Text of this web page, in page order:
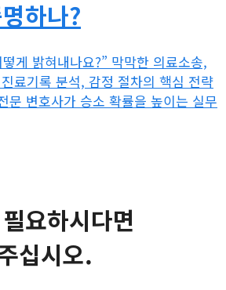
하나?
게 밝혀내나요?” 막막한 의료소송,
료기록 분석, 감정 절차의 핵심 전략
문 변호사가 승소 확률을 높이는 실무
요하시다면
십시오.